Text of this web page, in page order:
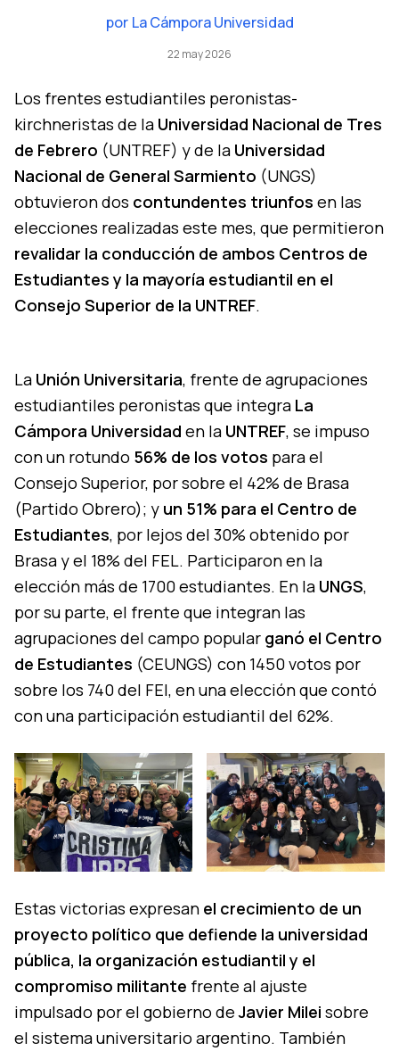
por La Cámpora Universidad
22 may 2026
Los frentes estudiantiles peronistas-
kirchneristas de la Universidad Nacional de Tres
de Febrero (UNTREF) y de la Universidad
Nacional de General Sarmiento (UNGS)
obtuvieron dos contundentes triunfos en las
elecciones realizadas este mes, que permitieron
revalidar la conducción de ambos Centros de
Estudiantes y la mayoría estudiantil en el
Consejo Superior de la UNTREF.
La Unión Universitaria, frente de agrupaciones
estudiantiles peronistas que integra La
Cámpora Universidad en la UNTREF, se impuso
con un rotundo 56% de los votos para el
Consejo Superior, por sobre el 42% de Brasa
(Partido Obrero); y un 51% para el Centro de
Estudiantes, por lejos del 30% obtenido por
Brasa y el 18% del FEL. Participaron en la
elección más de 1700 estudiantes. En la UNGS,
por su parte, el frente que integran las
agrupaciones del campo popular ganó el Centro
de Estudiantes (CEUNGS) con 1450 votos por
sobre los 740 del FEI, en una elección que contó
con una participación estudiantil del 62%.
Estas victorias expresan el crecimiento de un
proyecto político que defiende la universidad
pública, la organización estudiantil y el
compromiso militante frente al ajuste
impulsado por el gobierno deJavier Milei sobre
el sistema universitario argentino. También